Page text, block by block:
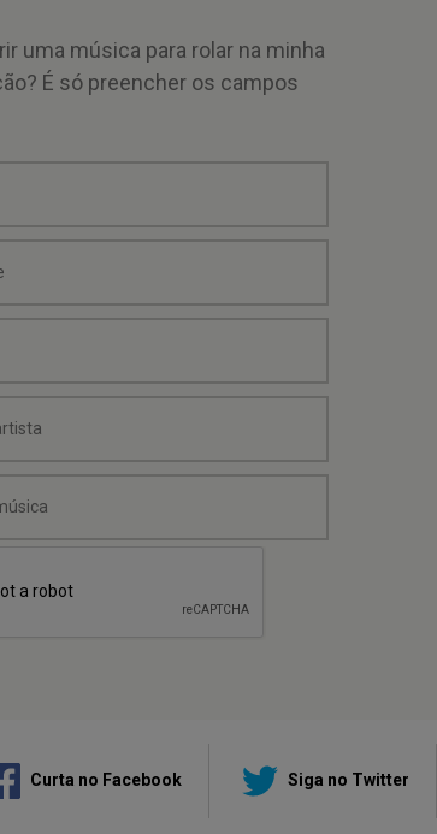
uma música para rolar na minha
É só preencher os campos
Curta no Facebook Siga no Twitter